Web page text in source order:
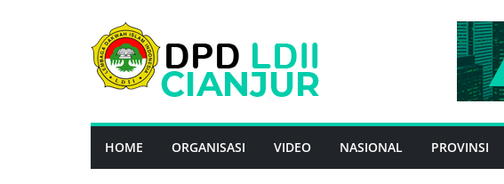
HOME ORGANISASI VIDEO NASIONAL PROVINSI